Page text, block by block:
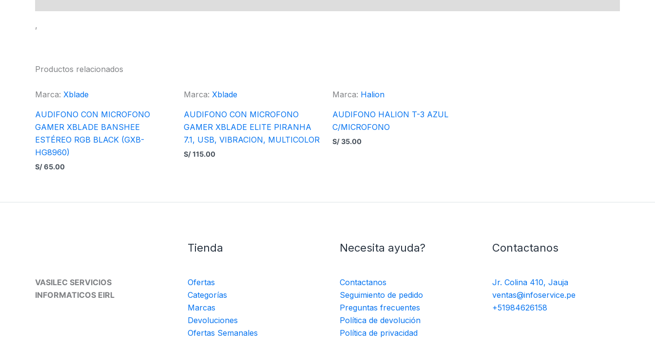
,
Productos relacionados
Marca: Xblade
AUDIFONO CON MICROFONO
GAMER XBLADE BANSHEE
ESTÉREO RGB BLACK (GXB-
HG8960)
S/65.00
Marca: Xblade
AUDIFONO CON MICROFONO
GAMER XBLADE ELITE PIRANHA
7.1, USB, VIBRACION, MULTICOLOR
S/115.00
Marca: Halion
AUDIFONO HALION T-3 AZUL
C/MICROFONO
S/35.00
VASILEC SERVICIOS
INFORMATICOS EIRL
Tienda
Ofertas
Categorías
Marcas
Devoluciones
Ofertas Semanales
Necesita ayuda?
Contactanos
Seguimiento de pedido
Preguntas frecuentes
Política de devolución
Política de privacidad
Contactanos
Jr. Colina 410, Jauja
ventas@infoservice.pe
+51984626158